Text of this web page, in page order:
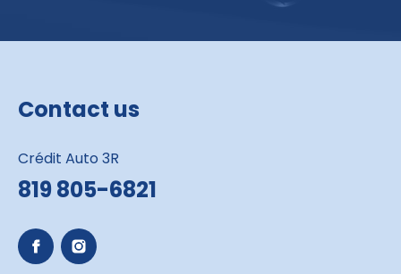
Contact us
Crédit Auto 3R
819 805-6821